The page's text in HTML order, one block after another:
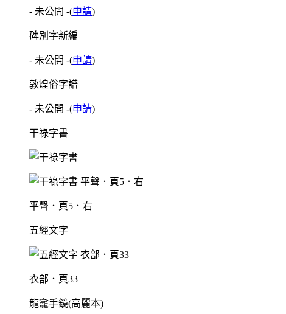
- 未公開 -(申請)
碑別字新編
- 未公開 -(申請)
敦煌俗字譜
- 未公開 -(申請)
干祿字書
平聲．頁5．右
五經文字
衣部．頁33
龍龕手鏡(高麗本)